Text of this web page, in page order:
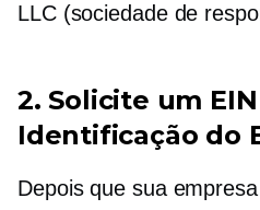
LLC (sociedade de
2. Solicite um
Identificação do
Depois que sua